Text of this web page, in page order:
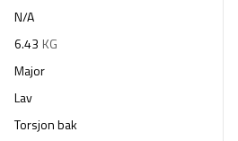
N/A
6.43 KG
Major
Lav
Torsjon bak